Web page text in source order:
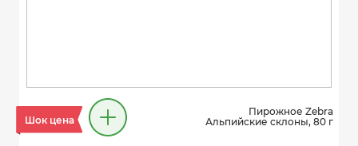
Шок цена
Пирожное Zebra
Альпийские склоны, 80 г